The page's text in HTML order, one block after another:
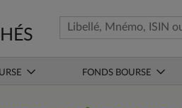
FONDS BOURSE